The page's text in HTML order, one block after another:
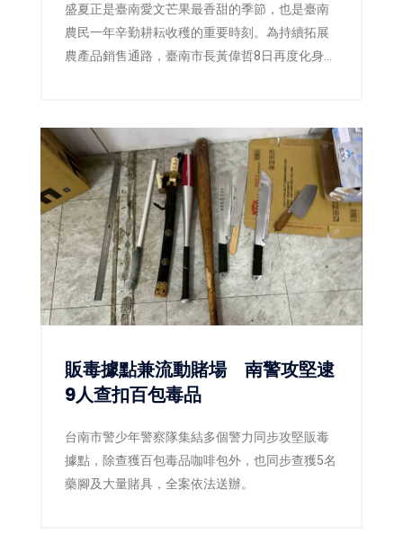
盛夏正是臺南愛文芒果最香甜的季節，也是臺南
農民一年辛勤耕耘收穫的重要時刻。為持續拓展
農產品銷售通路，臺南市長黃偉哲8日再度化身
愛文芒果，以最直接的方式向全國消費者介紹來
自產地的新鮮美味。直播活動推出的3,000公斤愛
文芒果甫開賣便迅速銷售一空，再次展現臺南芒
果在市場上的高人氣與品牌實力。
販毒據點兼流動賭場 南警攻堅逮
9人查扣百包毒品
台南市警少年警察隊集結多個警力同步攻堅販毒
據點，除查獲百包毒品咖啡包外，也同步查獲5名
藥腳及大量賭具，全案依法送辦。